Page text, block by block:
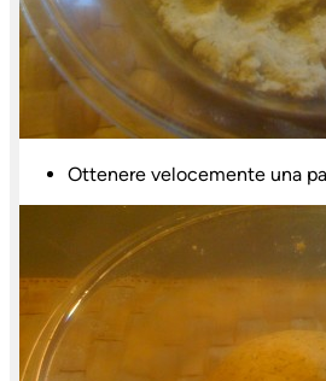
Ottenere velocemente una